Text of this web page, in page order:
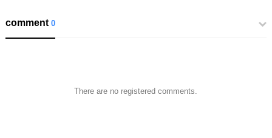
comment0
There are no registered comments.